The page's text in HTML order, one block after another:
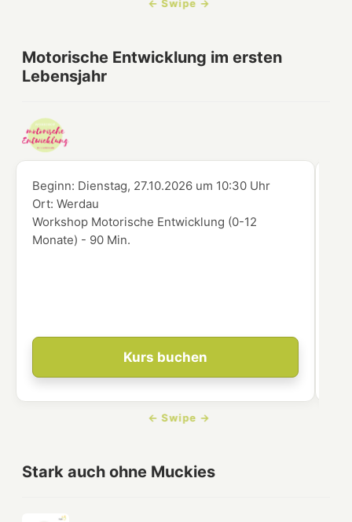
Motorische Entwicklung im ersten
Lebensjahr
Kurs buchen
Beginn: Dienstag, 27.10.2026 um 10:30 Uhr
Ort:Werdau
Workshop Motorische Entwicklung (0-12
Monate) - 90 Min.
Stark auch ohne Muckies